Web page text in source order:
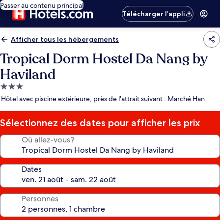
Passer au contenu principal
Télécharger l’appli
Afficher tous les hébergements
Tropical Dorm Hostel Da Nang by
Haviland
Hébergement
3.0 étoiles
Hôtel avec piscine extérieure, près de l'attrait suivant : Marché Han
Sélectionnez des dates pour afficher les prix
Où allez-vous?
Dates
Personnes